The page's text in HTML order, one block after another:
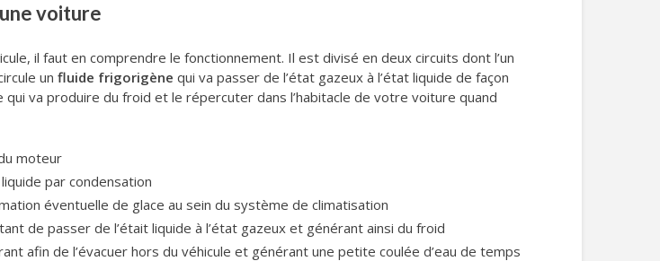
voiture
il faut en comprendre le fonctionnement. Il est divisé en deux circuits dont l’un
un fluide frigorigène qui va passer de l’état gazeux à l’état liquide de façon
qui va produire du froid et le répercuter dans l’habitacle de votre voiture quand
moteur
par condensation
éventuelle de glace au sein du système de climatisation
de passer de l’était liquide à l’état gazeux et générant ainsi du froid
afin de l’évacuer hors du véhicule et générant une petite coulée d’eau de temps